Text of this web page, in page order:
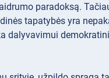
paradoksą.
tapatybės yra
dalyvavimui